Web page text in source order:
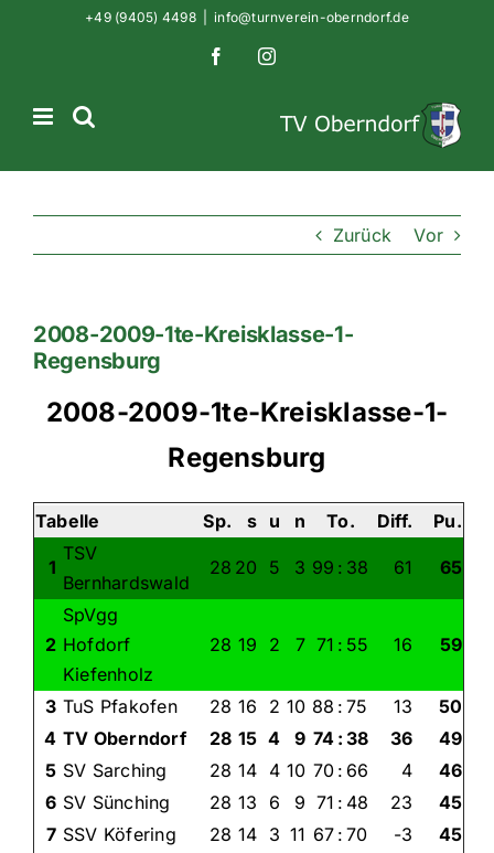
+49 (9405) 4498 info@turnverein-oberndorf.de
FacebookInstagram
Zurück Vor
2008-2009-1te-Kreisklasse-1-
Regensburg
2008-2009-1te-Kreisklasse-1-
Regensburg
Tabelle Sp. s u n To. Diff. Pu.
1
TSV
Bernhardswald
28 20 5 3 99 : 38 61 65
2
SpVgg
Hofdorf
Kiefenholz
28 19 2 7 71 : 55 16 59
3 TuS Pfakofen 28 16 2 10 88 : 75 13
50
4 TV Oberndorf 28 15 4 9 74 : 38 36
49
5 SV Sarching 28 14 4 10 70 : 66 4
46
6 SV Sünching 28 13 6 9 71 : 48 23
45
7 SSV Köfering 28 14 3 11 67 : 70 -3 45